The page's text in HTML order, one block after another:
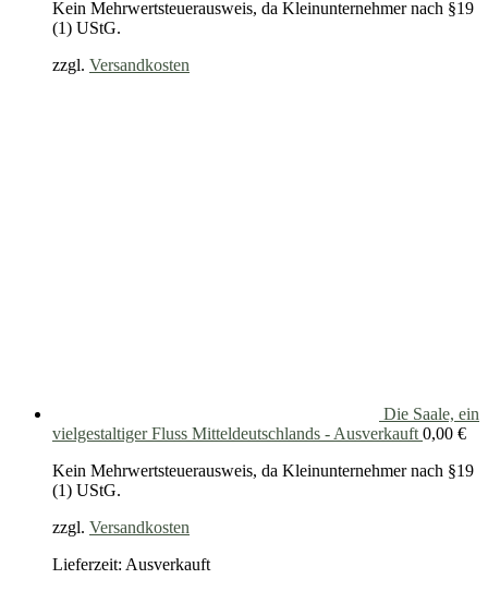
Kein Mehrwertsteuerausweis, da Kleinunternehmer nach §19
(1) UStG.
zzgl. Versandkosten
Die Saale, ein
vielgestaltiger Fluss Mitteldeutschlands - Ausverkauft 0,00 €
Kein Mehrwertsteuerausweis, da Kleinunternehmer nach §19
(1) UStG.
zzgl. Versandkosten
Lieferzeit: Ausverkauft